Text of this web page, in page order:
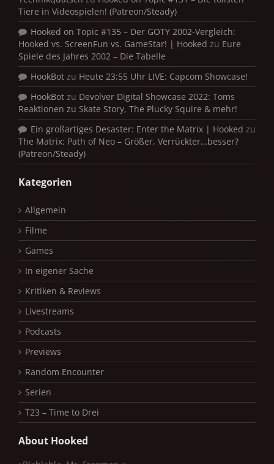
Tiere in Videospielen! (Patreon/Steady)
Hooked on Topic #135 – Der GOTY 2002-Vergleich:
Hooked vs. ScreenFun vs. GameStar! | Hooked zu Eure
Spiele des Jahres 2002 – Die Tabelle
HookBot zu Heute 23:55 Uhr LIVE: Capcom Showcase!
HookBot zu Devolver Digital Showcase 2022: Toms
Reaktionen zu Skate Story, The Plucky Squire & mehr!
Ein großartiges Desaster: Enter the Matrix | Hooked zu
The Matrix: Path of Neo – Größer, Verrückter…besser?
(Patreon/Steady)
Kategorien
Allgemein
Filme
Games
In eigener Sache
Kritiken & Reviews
Livestreams
Podcasts
Previews
Random Encounter
Serien
T23 – Time to Drei
About Hooked